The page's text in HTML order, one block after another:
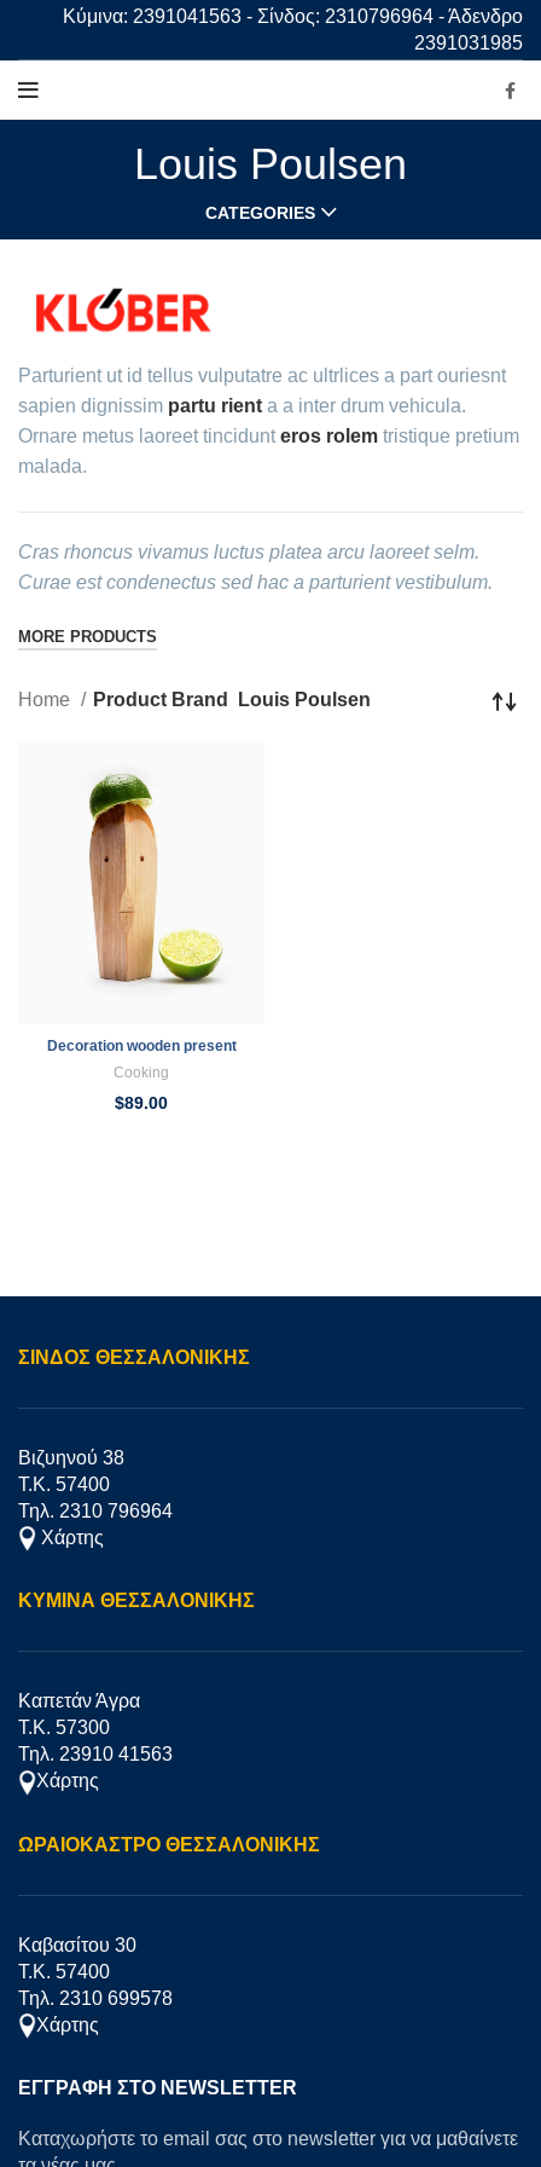
Κύμινα: 2391041563 - Σίνδος: 2310796964 - Άδενδρο
2391031985
Louis Poulsen
CATEGORIES
Parturient ut id tellus vulputatre ac ultrlices a part ouriesnt
sapien dignissim partu rient a a inter drum vehicula.
Ornare metus laoreet tincidunt eros rolem tristique pretium
malada.
Cras rhoncus vivamus luctus platea arcu laoreet selm.
Curae est condenectus sed hac a parturient vestibulum.
MORE PRODUCTS
Home Product Brand Louis Poulsen
Decoration wooden present
Cooking
$89.00
ΣΊΝΔΟΣ ΘΕΣΣΑΛΟΝΙΚΗΣ
Βιζυηνού 38
Τ.Κ. 57400
Τηλ. 2310 796964
Χάρτης
ΚΥΜΙΝΑ ΘΕΣΣΑΛΟΝΙΚΗΣ
Καπετάν Άγρα
Τ.Κ. 57300
Τηλ. 23910 41563
Χάρτης
ΩΡΑΙΟΚΑΣΤΡΟ ΘΕΣΣΑΛΟΝΙΚΗΣ
Καβασίτου 30
Τ.Κ. 57400
Τηλ. 2310 699578
Χάρτης
ΕΓΓΡΑΦΉ ΣΤΟ NEWSLETTER
Καταχωρήστε το email σας στο newsletter για να μαθαίνετε